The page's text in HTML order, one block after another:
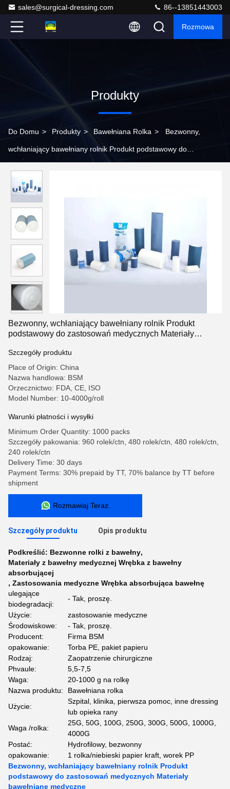
sales@surgical-dressing.com 86--13851443003
Rozmowa
Produkty
Do Domu > Produkty > Bawełniana Rolka > Bezwonny,
wchłaniający bawełniany rolnik Produkt podstawowy do
Bezwonny, wchłaniający bawełniany rolnik Produkt
podstawowy do zastosowań medycznych Materiały
Szczegóły produktu
Place of Origin: China
Nazwa handlowa: BSM
Orzecznictwo: FDA, CE, ISO
Model Number: 10-4000g/roll
Warunki płatności i wysyłki
Minimum Order Quantity: 1000 packs
Szczegóły pakowania: 960 rolek/ctn, 480 rolek/ctn, 480 rolek/ctn,
240 rolek/ctn
Delivery Time: 30 days
Payment Terms: 30% prepaid by TT, 70% balance by TT before
shipment
Rozmawiaj Teraz.
Szczegóły produktu Opis produktu
Podkreślić: Bezwonne rolki z bawełny,
Materiały z bawełny medycznej Wrębka z bawełny
absorbującej
, Zastosowania medyczne Wrębka absorbująca bawełnę
ulegające
biodegradacji:
- Tak, proszę.
Użycie:
zastosowanie medyczne
Środowiskowe:
- Tak, proszę.
Producent:
Firma BSM
opakowanie:
Torba PE, pakiet papieru
Rodzaj:
Zaopatrzenie chirurgiczne
Phvaule:
5,5-7,5
Waga:
20-1000 g na rolkę
Nazwa produktu:
Bawełniana rolka
Użycie:
Szpital, klinika, pierwsza pomoc, inne dressing
lub opieka rany
Waga /rolka:
25G, 50G, 100G, 250G, 300G, 500G, 1000G,
4000G
Postać:
Hydrofilowy, bezwonny
opakowanie:
1 rolka/niebieski papier kraft, worek PP
Bezwonny, wchłaniający bawełniany rolnik Produkt
podstawowy do zastosowań medycznych Materiały
bawełniane medyczne